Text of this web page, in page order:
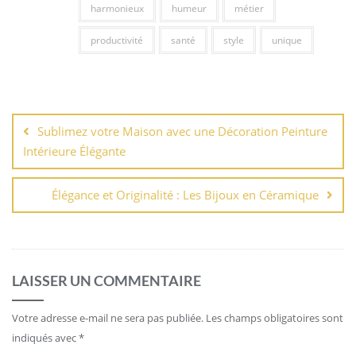
harmonieux humeur métier
productivité santé style unique
de
l’article
Sublimez votre Maison avec une Décoration Peinture
Intérieure Élégante
Élégance et Originalité : Les Bijoux en Céramique
LAISSER UN COMMENTAIRE
Votre adresse e-mail ne sera pas publiée. Les champs obligatoires sont
indiqués avec*